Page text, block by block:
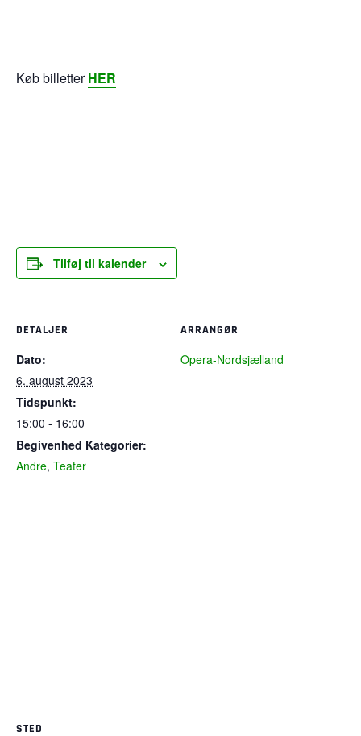
​Køb billetterHER
Tilføj til kalender
DETALJER
Dato:
6. august 2023
Tidspunkt:
15:00 - 16:00
Begivenhed Kategorier:
Andre, Teater
ARRANGØR
Opera-Nordsjælland
STED